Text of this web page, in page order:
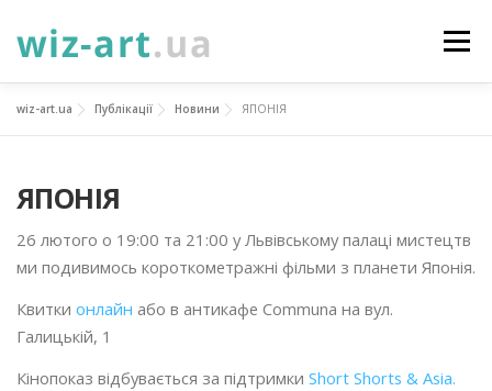
до
Меню
НОВИНИ ПРО НАС
ФОТОГАЛЕРЕЯ
wiz-art.ua Публікації Новини ЯПОНІЯ
ЯПОНІЯ
26 лютого о 19:00 та 21:00 у Львівському палаці мистецтв
ми подивимось короткометражні фільми з планети Японія.
Квитки онлайн або в антикафе Communa на вул.
Галицькій, 1
Кінопоказ відбувається за підтримки Short Shorts & Asia.